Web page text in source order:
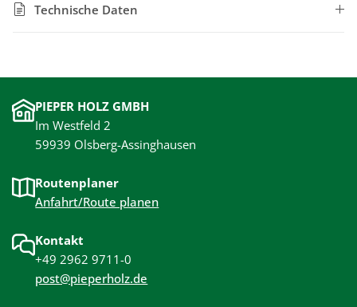
Technische Daten
PIEPER HOLZ GMBH
Im Westfeld 2
59939 Olsberg-Assinghausen
Routenplaner
Anfahrt/Route planen
Kontakt
+49 2962 9711-0
post@pieperholz.de